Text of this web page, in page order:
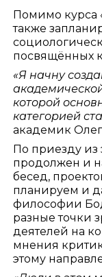
Помимо курса
также
посвящённых
«Я начну
которой
категорией
академик
По приезду
продолжен и
бесед,
планируем и
философии
разные точки
деятелей на
мнения
этому